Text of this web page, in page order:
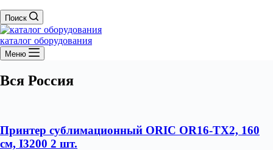
Поиск
каталог оборудования
Меню
Вся Россия
Принтер сублимационный ORIC OR16-TX2, 160
см, I3200 2 шт.